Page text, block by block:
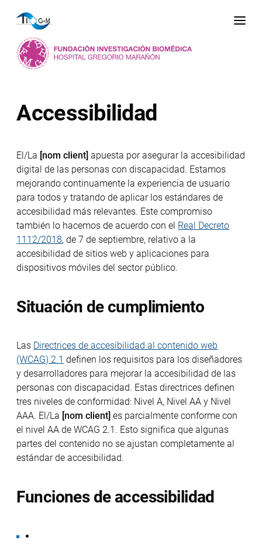
Accessibilidad
El/La [nom client] apuesta por asegurar la accesibilidad
digital de las personas con discapacidad. Estamos
mejorando continuamente la experiencia de usuario
para todos y tratando de aplicar los estándares de
accesibilidad más relevantes. Este compromiso
también lo hacemos de acuerdo con el Real Decreto
1112/2018, de 7 de septiembre, relativo a la
accesibilidad de sitios web y aplicaciones para
dispositivos móviles del sector público.
Situación de cumplimiento
Las Directrices de accesibilidad al contenido web
(WCAG) 2.1 definen los requisitos para los diseñadores
y desarrolladores para mejorar la accesibilidad de las
personas con discapacidad. Estas directrices definen
tres niveles de conformidad: Nivel A, Nivel AA y Nivel
AAA. El/La [nom client] es parcialmente conforme con
el nivel AA de WCAG 2.1. Esto significa que algunas
partes del contenido no se ajustan completamente al
estándar de accesibilidad.
Funciones de accessibilidad